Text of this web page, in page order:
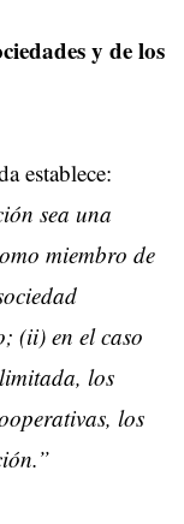
y de los
establece:
sea una
miembro de
(ii) en el caso
los
los